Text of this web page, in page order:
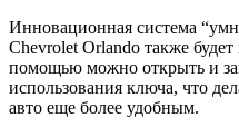
Инновационная система
Chevrolet Orlando также
помощью можно открыть и
использования ключа, что
авто еще более удобным.